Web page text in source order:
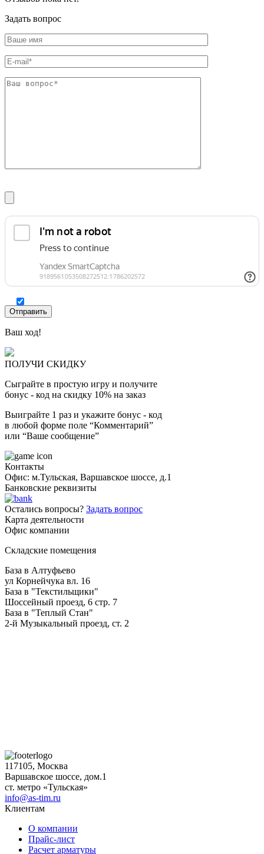
Задать вопрос
Ваш ход!
ПОЛУЧИ СКИДКУ
Сыграйте в простую игру и получите
бонус - код на скидку 10% на заказ
Выиграйте 1 раз и укажите бонус - код
в любой форме поле “Комментарий”
или “Ваше сообщение”
Контакты
Офис: м.Тульская, Варшавское шоссе, д.1
Банковские реквизиты
Остались вопросы? Задать вопрос
Карта деятельности
Офис компании
Складские помещения
База в Алтуфьево
ул Корнейчука вл. 16
База в "Текстильщики"
Шоссейный проезд, 6 стр. 7
База в "Теплый Стан"
2-й Музыкальный проезд, ст. 2
117105, Москва
Варшавское шоссе, дом.1
ст. метро «Тульская»
info@as-tim.ru
Клиентам
О компании
Прайс-лист
Расчет арматуры